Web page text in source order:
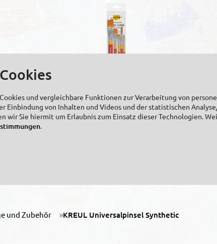
und Zubehör KREUL Universalpinsel Synthetic
und vergleichbare Funktionen zur Verarbeitung von
Einbindung von Inhalten und Videos und der statistischen
wir Sie hiermit um Erlaubnis zum Einsatz dieser Technologien.